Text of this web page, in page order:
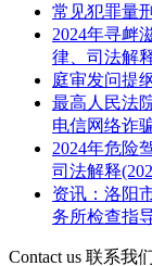
常见犯罪量
2024年寻衅
律、司法解
庭审发问提
最高人民法
电信网络诈
2024年危险
司法解释
资讯：洛阳
务所检查指
Contact us 联系我